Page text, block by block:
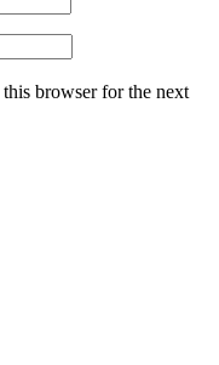
browser for the next